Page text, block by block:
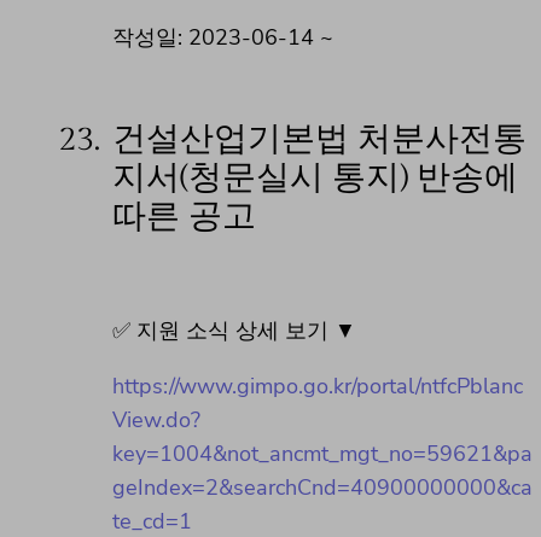
작성일: 2023-06-14 ~
23. 건설산업기본법 처분사전통
지서(청문실시 통지) 반송에
따른 공고
✅ 지원 소식 상세 보기 ▼
https://www.gimpo.go.kr/portal/ntfcPblanc
View.do?
key=1004&not_ancmt_mgt_no=59621&pa
geIndex=2&searchCnd=40900000000&ca
te_cd=1